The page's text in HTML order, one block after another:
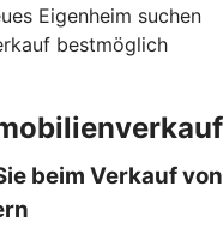
Eigenheim suchen
bestmöglich
beim Verkauf von